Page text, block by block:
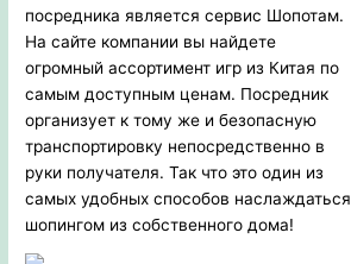
посредника является сервис Шопотам.
На сайте компании вы найдете
огромный ассортимент игр из Китая по
самым доступным ценам. Посредник
организует к тому же и безопасную
транспортировку непосредственно в
руки получателя. Так что это один из
самых удобных способов наслаждаться
шопингом из собственного дома!